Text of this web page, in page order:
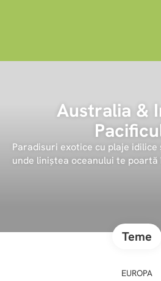
Australia &
Paradisuri exotice cu plaje
unde liniștea oceanului te
Teme
EUROPA